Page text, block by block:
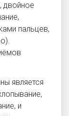
двойное
пальцев,
является
и